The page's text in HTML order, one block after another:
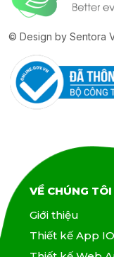
© Design by Sentora
VỀ CHÚNG TÔI
Giới thiệu
Thiết kế App